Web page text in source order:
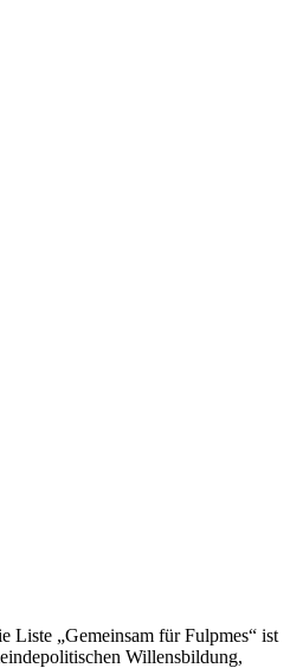
Liste „Gemeinsam für Fulpmes“ ist
Willensbildung,